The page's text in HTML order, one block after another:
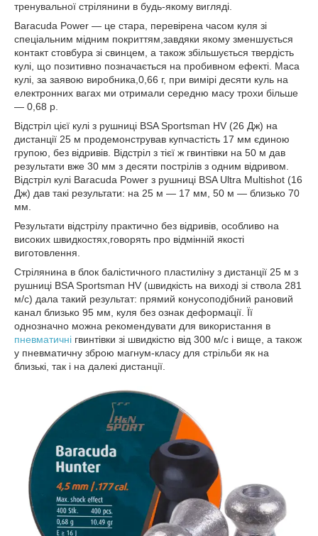
тренувальної стрілянини в будь-якому вигляді.
Baracuda Power — це стара, перевірена часом куля зі
спеціальним мідним покриттям,завдяки якому зменшується
контакт стовбура зі свинцем, а також збільшується твердість
кулі, що позитивно позначається на пробивном ефекті. Маса
кулі, за заявою виробника,0,66 г, при вимірі десяти куль на
електронних вагах ми отримали середню масу трохи більше
— 0,68 р.
Відстріл цієї кулі з рушниці BSA Sportsman HV (26 Дж) на
дистанції 25 м продемонстрував купчастість 17 мм єдиною
групою, без відривів. Відстріл з тієї ж гвинтівки на 50 м дав
результати вже 30 мм з десяти пострілів з одним відривом.
Відстріл кулі Baracuda Power з рушниці BSA Ultra Multishot (16
Дж) дав такі результати: на 25 м — 17 мм, 50 м — близько 70
мм.
Результати відстрілу практично без відривів, особливо на
високих швидкостях,говорять про відмінній якості
виготовлення.
Стрілянина в блок балістичного пластиліну з дистанції 25 м з
рушниці BSA Sportsman HV (швидкість на виході зі ствола 281
м/с) дала такий результат: прямий конусоподібний рановий
канал близько 95 мм, куля без ознак деформації. Її
однозначно можна рекомендувати для використання в
пневматичні гвинтівки зі швидкістю від 300 м/с і вище, а також
у пневматичну зброю магнум-класу для стрільби як на
близькі, так і на далекі дистанції.